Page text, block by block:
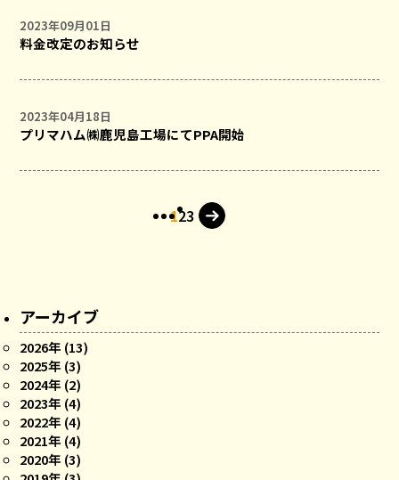
2023年09月01日
料金改定のお知らせ
2023年04月18日
プリマハム㈱鹿児島工場にてPPA開始
123
アーカイブ
2026年 (13)
2025年 (3)
2024年 (2)
2023年 (4)
2022年 (4)
2021年 (4)
2020年 (3)